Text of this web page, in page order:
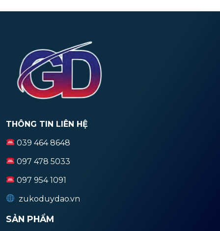
THÔNG TIN LIÊN HỆ
039 464 8648
097 478 5033
097 954 1091
zukoduydao.vn
SẢN PHẨM